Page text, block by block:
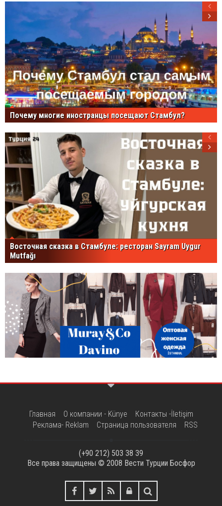
Почему многие иностранцы посещают Стамбул?
Восточная сказка в Стамбуле: ресторан Sayram Uygur
Mutfağı
Главная О компании - Künye
Контакты -İletişim
Реклама- Reklam
Страница пользователя RSS
(+90 212) 503 38 39
Все права защищены © 2008 Вести Турции Босфор